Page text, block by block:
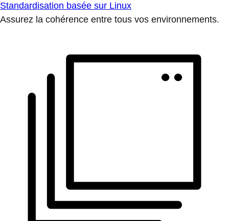
Standardisation basée sur Linux
Assurez la cohérence entre tous vos environnements.